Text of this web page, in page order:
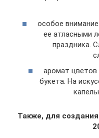
особое
ее атласными
праздника.
аромат
букета. На
Также, для